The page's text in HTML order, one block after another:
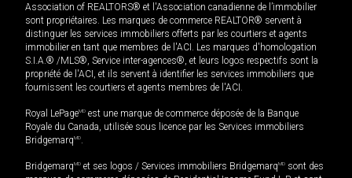
Association of REALTORS® et l'Association canadienne de l’immobilier
sont propriétaires. Les marques de commerce REALTOR® servent à
distinguer les services immobiliers offerts par les courtiers et agents
immobilier en tant que membres de l'ACI. Les marques d'homologation
S.I.A.® /MLS®, Service inter-agences®, et leurs logos respectifs sont la
propriété de l'ACI, et ils servent à identifier les services immobiliers que
fournissent les courtiers et agents membres de l'ACI.
Royal LePageMD est une marque de commerce déposée de la Banque
Royale du Canada, utilisée sous licence par les Services immobiliers
BridgemarqMD.
BridgemarqMD et ses logos / Services immobiliers BridgemarqMD sont des